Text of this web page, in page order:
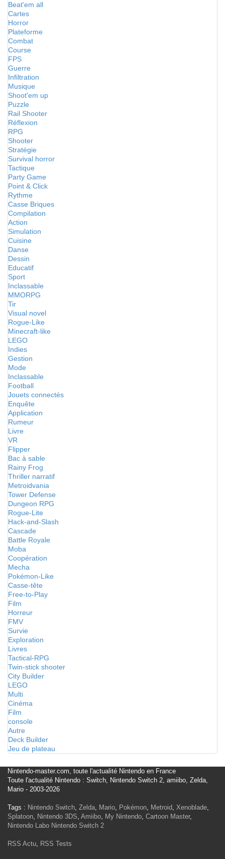
Beat'em all
Cartes
Horror
Plateforme
Combat
Course
FPS
Guerre
Infiltration
Musique
Shoot'em up
Puzzle
Rail Shooter
Réflexion
RPG
Shooter
Stratégie
Survival horror
Tactique
Party Game
Point & Click
Rythme
Casse Briques
Compilation
Action
Simulation
Cuisine
Danse
Dessin
Educatif
Sport
Inclassable
MMORPG
Tir
Visual novel
Rogue-Like
Minecraft-like
LEGO
Indies
Gestion
Mode
Inclassable
Football
Jouets connectés
Enquête
Application
Rumeur
Livre
VR
Flipper
Bac à sable
Rainy Frog
Thriller narratif
Metroidvania
Tower Defense
Dungeon RPG
Rogue-Lite
Hack-and-Slash
Cascade
Battle Royale
Moba
Coopération
Mecha
Pokémon-Like
Casse-tête
Free-to-Play
Film
Horreur
FMV
Survie
Exploration
Livres
Tactical-RPG
Twin-stick shooter
City Builder
LEGO
Multi
Cinéma
Film
console
Autre
Deck Builder
Jeu de plateau
Nintendo-master.com, toute l'actualité Nintendo en France
Toute l'actualité Nintendo : Switch, Nintendo Switch 2, amiibo, Zelda,
Mario - 2003-2026
Tags : Nintendo Switch, Zelda, Mario, Pokémon, Metroid, Xenoblade,
Splatoon, Nintendo 3DS, Amiibo, My Nintendo, Cartoon Master,
Nintendo Labo Nintendo Switch 2
RSS Actu, RSS Tests